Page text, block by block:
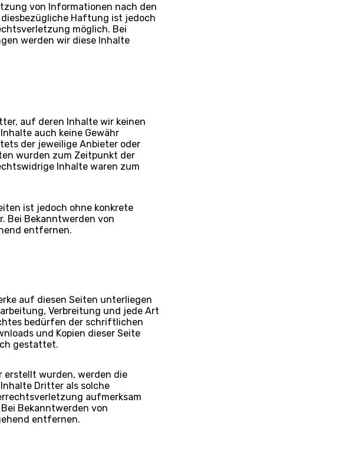
von Informationen nach den
Haftung ist jedoch
möglich. Bei
werden wir diese Inhalte
auf deren Inhalte wir keinen
auch keine Gewähr
der jeweilige Anbieter oder
wurden zum Zeitpunkt der
Inhalte waren zum
ist jedoch ohne konkrete
Bei Bekanntwerden von
entfernen.
auf diesen Seiten unterliegen
Verbreitung und jede Art
bedürfen der schriftlichen
und Kopien dieser Seite
gestattet.
erstellt wurden, werden die
Dritter als solche
aufmerksam
Bekanntwerden von
entfernen.